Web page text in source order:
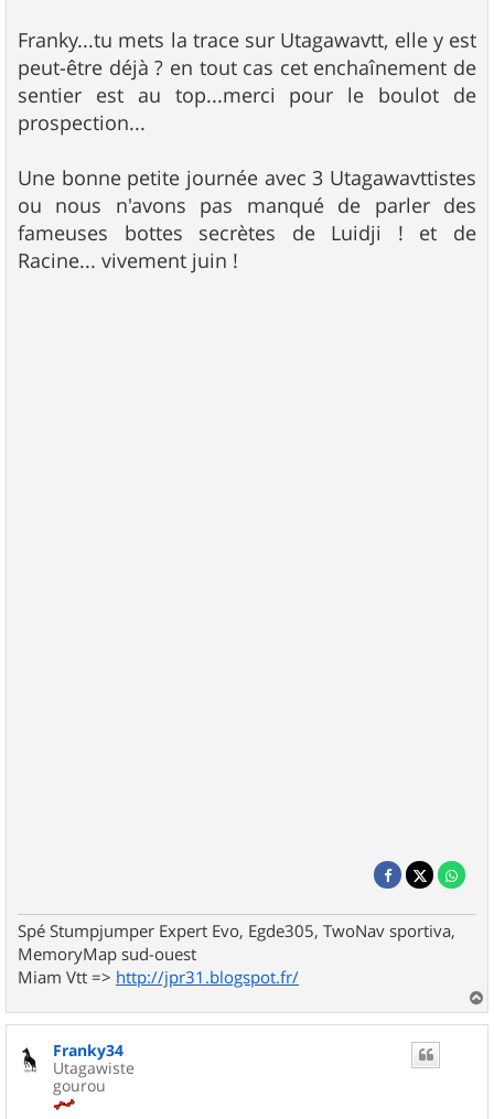
Franky...tu mets la trace sur Utagawavtt, elle y est
peut-être déjà ? en tout cas cet enchaînement de
sentier est au top...merci pour le boulot de
prospection...
Une bonne petite journée avec 3 Utagawavttistes
ou nous n'avons pas manqué de parler des
fameuses bottes secrètes de Luidji ! et de
Racine... vivement juin !
Spé Stumpjumper Expert Evo, Egde305, TwoNav sportiva,
MemoryMap sud-ouest
Miam Vtt => http://jpr31.blogspot.fr/
a
u
Franky34
Utagawiste
gourou